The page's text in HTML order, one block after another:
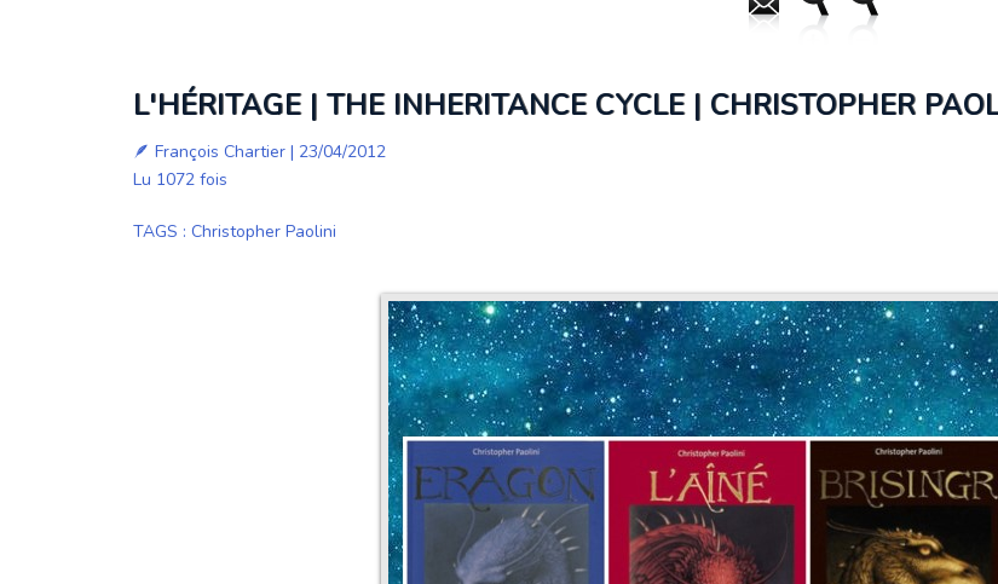
L'HÉRITAGE | THE INHERITANCE CYCLE | CHRISTOPHER
🪶 François Chartier| 23/04/2012
Lu 1072 fois
TAGS : Christopher Paolini